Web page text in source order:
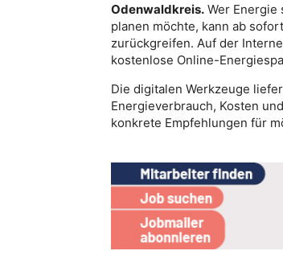
Odenwaldkreis. Wer Energie
planen möchte, kann ab
zurückgreifen. Auf der
kostenlose Online-
Die digitalen Werkzeuge
Energieverbrauch, Kosten
konkrete Empfehlungen für